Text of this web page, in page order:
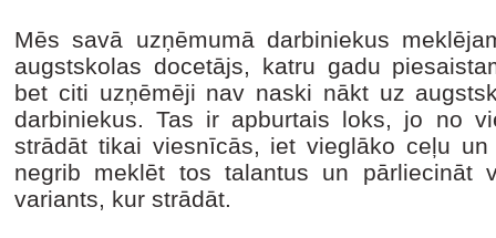
Mēs savā uzņēmumā darbiniekus
augstskolas docetājs, katru gadu
bet citi uzņēmēji nav naski nākt uz
darbiniekus. Tas ir apburtais loks, jo no
strādāt tikai viesnīcās, iet vieglāko ceļu
negrib meklēt tos talantus un pārliecināt
variants, kur strādāt.